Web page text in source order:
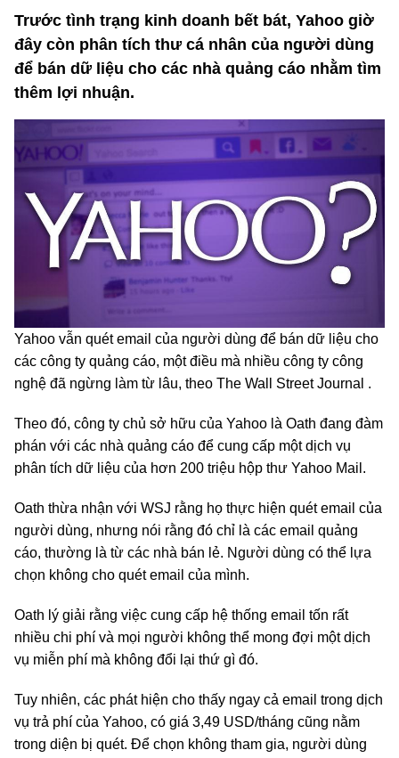
Trước tình trạng kinh doanh bết bát, Yahoo giờ
đây còn phân tích thư cá nhân của người dùng
để bán dữ liệu cho các nhà quảng cáo nhằm tìm
thêm lợi nhuận.
Yahoo vẫn quét email của người dùng để bán dữ liệu cho
các công ty quảng cáo, một điều mà nhiều công ty công
nghệ đã ngừng làm từ lâu, theo The Wall Street Journal .
Theo đó, công ty chủ sở hữu của Yahoo là Oath đang đàm
phán với các nhà quảng cáo để cung cấp một dịch vụ
phân tích dữ liệu của hơn 200 triệu hộp thư Yahoo Mail.
Oath thừa nhận với WSJ rằng họ thực hiện quét email của
người dùng, nhưng nói rằng đó chỉ là các email quảng
cáo, thường là từ các nhà bán lẻ. Người dùng có thể lựa
chọn không cho quét email của mình.
Oath lý giải rằng việc cung cấp hệ thống email tốn rất
nhiều chi phí và mọi người không thể mong đợi một dịch
vụ miễn phí mà không đổi lại thứ gì đó.
Tuy nhiên, các phát hiện cho thấy ngay cả email trong dịch
vụ trả phí của Yahoo, có giá 3,49 USD/tháng cũng nằm
trong diện bị quét. Để chọn không tham gia, người dùng